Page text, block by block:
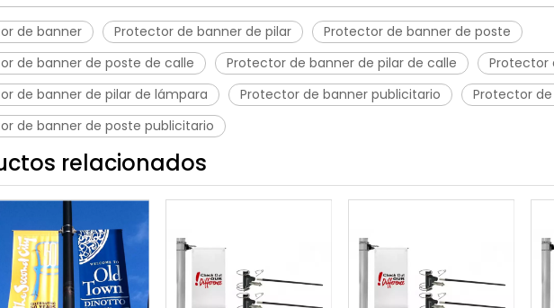
de banner Protector de banner de pilar
Protector de banner de poste
de banner de poste de calle
Protector de banner de pilar de calle
Protector
de banner de pilar de lámpara
Protector de banner publicitario
Protector
de banner de poste publicitario
relacionados